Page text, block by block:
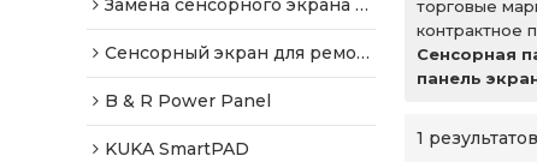
Замена сенсорного экрана AMT SCHURTER
Сенсорный экран для ремонта Allen-Bradley
B & R Power Panel
KUKA SmartPAD
торговые
контрактное
Сенсорная
панель
1 результатов